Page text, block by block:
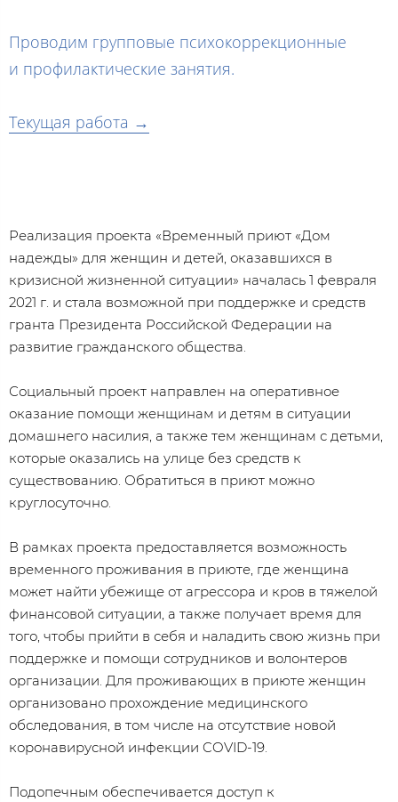
Проводим групповые психокоррекционные
и профилактические занятия.
Текущая работа →
Реализация проекта «Временный приют «Дом
надежды» для женщин и детей, оказавшихся в
кризисной жизненной ситуации» началась 1 февраля
2021 г. и стала возможной при поддержке и средств
гранта Президента Российской Федерации на
развитие гражданского общества.
Социальный проект направлен на оперативное
оказание помощи женщинам и детям в ситуации
домашнего насилия, а также тем женщинам с детьми,
которые оказались на улице без средств к
существованию. Обратиться в приют можно
круглосуточно.
В рамках проекта предоставляется возможность
временного проживания в приюте, где женщина
может найти убежище от агрессора и кров в тяжелой
финансовой ситуации, а также получает время для
того, чтобы прийти в себя и наладить свою жизнь при
поддержке и помощи сотрудников и волонтеров
организации. Для проживающих в приюте женщин
организовано прохождение медицинского
обследования, в том числе на отсутствие новой
коронавирусной инфекции COVID-19.
​Подопечным обеспечивается доступ к